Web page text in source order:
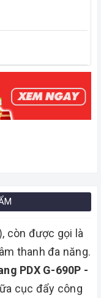
còn được gọi là
thanh đa năng.
PDX G-690P -
cục đẩy công